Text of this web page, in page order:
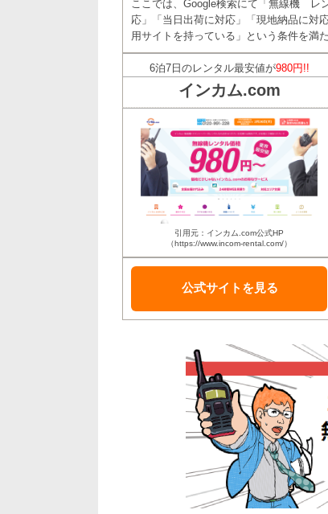
ここでは、Google検索にて「無線機 レ
応」「当日出荷に対応」「現地納品に対
用サイトを持っている」という条件を満
6泊7日のレンタル最安値が980円!!
インカム.com
引用元：インカム.com公式HP
（https://www.incom-rental.com/）
公式サイトを見る